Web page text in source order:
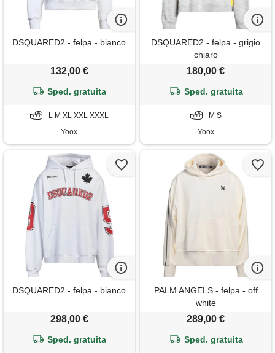
DSQUARED2 - felpa - bianco
132,00 €
Sped. gratuita
L M XL XXL XXXL
Yoox
DSQUARED2 - felpa - grigio
chiaro
180,00 €
Sped. gratuita
M S
Yoox
DSQUARED2 - felpa - bianco
298,00 €
Sped. gratuita
PALM ANGELS - felpa - off
white
289,00 €
Sped. gratuita